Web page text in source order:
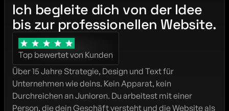
Ich begleite dich von der Idee
bis zur professionellen Website.
Top bewertet von Kunden
Über 15 Jahre Strategie, Design und Text für
Unternehmen wie deins. Kein Apparat, kein
Durchreichen an Junioren. Du arbeitest mit einer
Person, die dein Geschäft versteht und die Website als